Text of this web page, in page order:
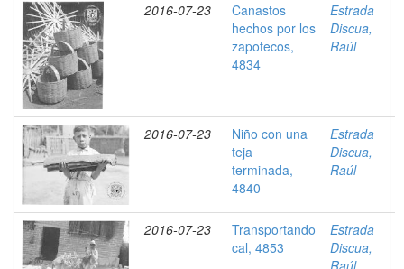
2016-07-23
Canastos
hechos por los
zapotecos,
4834
Estrada
Discua,
Raúl
2016-07-23
Niño con una
teja
terminada,
4840
Estrada
Discua,
Raúl
2016-07-23
Transportando
cal, 4853
Estrada
Discua,
Raúl